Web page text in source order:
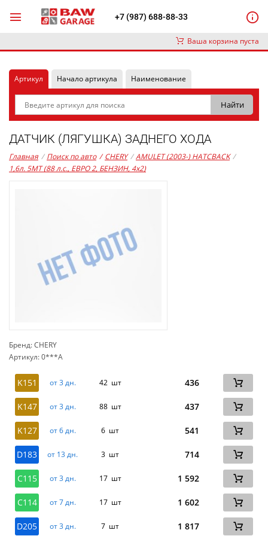
+7 (987) 688-88-33
Ваша корзина пуста
Артикул Начало артикула Наименование
ДАТЧИК (ЛЯГУШКА) ЗАДНЕГО ХОДА
Главная / Поиск по авто / CHERY / AMULET (2003-) HATCBACK /
1,6л. 5MT (88 л.с., ЕВРО 2, БЕНЗИН, 4x2)
Бренд: CHERY
Артикул: 0***A
K151 от 3 дн. 42 шт 436
K147 от 3 дн. 88 шт 437
K127 от 6 дн. 6 шт 541
D183 от 13 дн. 3 шт 714
C115 от 3 дн. 17 шт 1 592
C114 от 7 дн. 17 шт 1 602
D205 от 3 дн. 7 шт 1 817